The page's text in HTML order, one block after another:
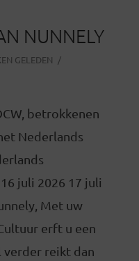
NUNNELY
GELEDEN
betrokkenen
Nederlands
juli 2026 17 juli
Met uw
erft u een
verder reikt dan